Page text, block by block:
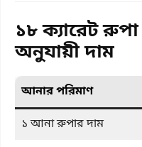
১৮ ক্যারেট
অনুযায়ী দাম
আনার পরিমাণ
১ আনা রুপার দাম